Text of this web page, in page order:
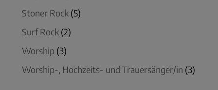
Stoner Rock (5)
Surf Rock (2)
Worship (3)
Worship-, Hochzeits- und Trauersänger/in (3)